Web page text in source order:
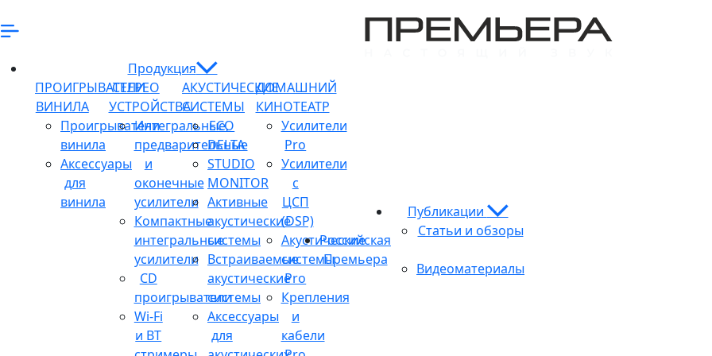
Продукция
ПРОИГРЫВАТЕЛИ
ВИНИЛА
Проигрыватели
винила
Аксессуары
для
винила
СТЕРЕО
УСТРОЙСТВА
Интегральные,
предварительные
и
оконечные
усилители
Компактные
интегральные
усилители
CD
проигрыватели
Wi-Fi
и BT
АКУСТИЧЕСКИЕ
СИСТЕМЫ
ECO
DELTA
STUDIO
MONITOR
Активные
акустические
системы
Встраиваемые
акустические
системы
Аксессуары
для
ДОМАШНИЙ
КИНОТЕАТР
Усилители
Pro
Усилители
с
ЦСП
(DSP)
Акустические
системы
Pro
Крепления
и
кабели
Российская
Премьера
Публикации
Статьи и обзоры
Видеоматериалы